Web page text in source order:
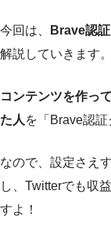
今回は、 Brave認
解説していきます。
コンテンツを作っ
た人 を「Brave認証
なので、設定さえ
し、Twitterでも収
すよ！